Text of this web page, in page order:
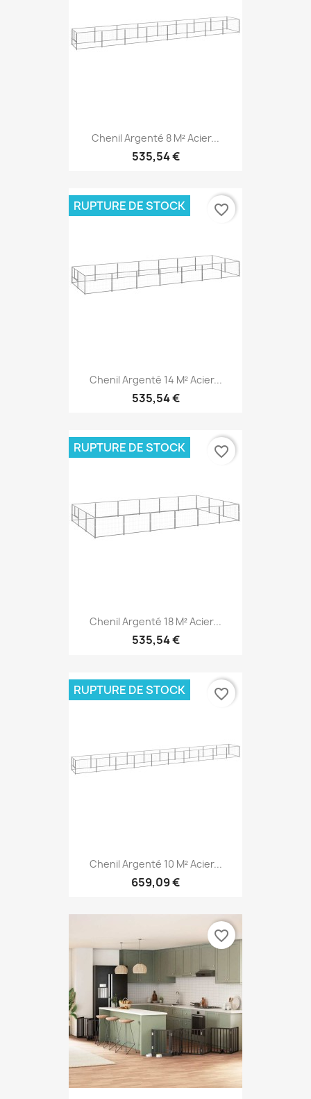
Chenil Argenté 8 M² Acier...
535,54 €
Chenil Argenté 14 M² Acier...
535,54 €
RUPTURE DE STOCK favorite_border
Chenil Argenté 18 M² Acier...
535,54 €
RUPTURE DE STOCK favorite_border
Chenil Argenté 10 M² Acier...
659,09 €
RUPTURE DE STOCK favorite_border
favorite_border